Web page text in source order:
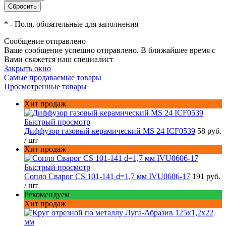
* - Поля, обязательные для заполнения
Сообщение отправлено
Ваше сообщение успешно отправлено. В ближайшее время с
Вами свяжется наш специалист
Закрыть окно
Самые продаваемые товары
Просмотренные товары
Хит продаж
Быстрый просмотр
Диффузор газовый керамический MS 24 ICF0539 58 руб.
/ шт
Хит продаж
Быстрый просмотр
Сопло Сварог CS 101-141 d=1,7 мм IVU0606-17 191 руб.
/ шт
Рекомендуем
Хит продаж